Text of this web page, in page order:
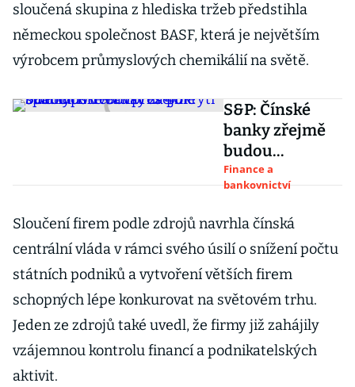
sloučená skupina z hlediska tržeb předstihla
německou společnost BASF, která je největším
výrobcem průmyslových chemikálií na světě.
S&P: Čínské
banky zřejmě
budou
potřebovat na
pokrytí
špatných úvěrů
přes 40 bilionů
Finance a
bankovnictví
Sloučení firem podle zdrojů navrhla čínská
centrální vláda v rámci svého úsilí o snížení počtu
státních podniků a vytvoření větších firem
schopných lépe konkurovat na světovém trhu.
Jeden ze zdrojů také uvedl, že firmy již zahájily
vzájemnou kontrolu financí a podnikatelských
aktivit.